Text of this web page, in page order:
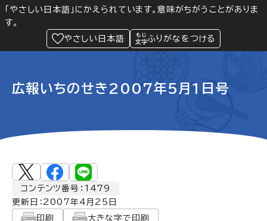
「やさしい日本語」にかえられています。意味がちがうことがありま
す。
やさしい日本語
ふりがなをつける
Language 閲覧支援
緊急情報
広報いちのせき2007年5月1日号
コンテンツ番号：1479
更新日： 2007年4月25日
印刷
大きな字で印刷